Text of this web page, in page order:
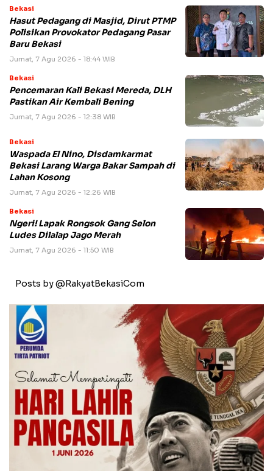
Bekasi
Hasut Pedagang di Masjid, Dirut PTMP
Polisikan Provokator Pedagang Pasar
Baru Bekasi
Jumat, 7 Agu 2026 - 18:44 WIB
Bekasi
Pencemaran Kali Bekasi Mereda, DLH
Pastikan Air Kembali Bening
Jumat, 7 Agu 2026 - 12:38 WIB
Bekasi
Waspada El Nino, Disdamkarmat
Bekasi Larang Warga Bakar Sampah di
Lahan Kosong
Jumat, 7 Agu 2026 - 12:26 WIB
Bekasi
Ngeri! Lapak Rongsok Gang Selon
Ludes Dilalap Jago Merah
Jumat, 7 Agu 2026 - 11:50 WIB
Posts by @RakyatBekasiCom